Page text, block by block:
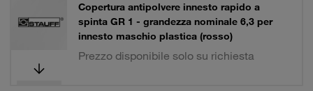
Copertura antipolvere innesto rapido a
spinta GR 1 - grandezza nominale 6,3 per
innesto maschio plastica (rosso)
Prezzo disponibile solo su richiesta